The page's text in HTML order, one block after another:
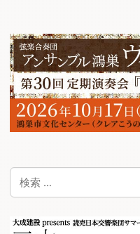
ゲ
ー
シ
ョ
ン